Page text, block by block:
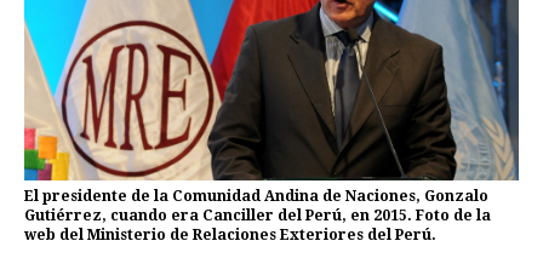
El presidente de la Comunidad Andina de Naciones, Gonzalo
Gutiérrez, cuando era Canciller del Perú, en 2015. Foto de la
web del Ministerio de Relaciones Exteriores del Perú.